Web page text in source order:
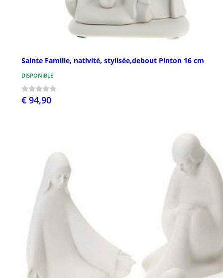
Sainte Famille, nativité, stylisée,debout Pinton 16 cm
DISPONIBLE
€ 94,90